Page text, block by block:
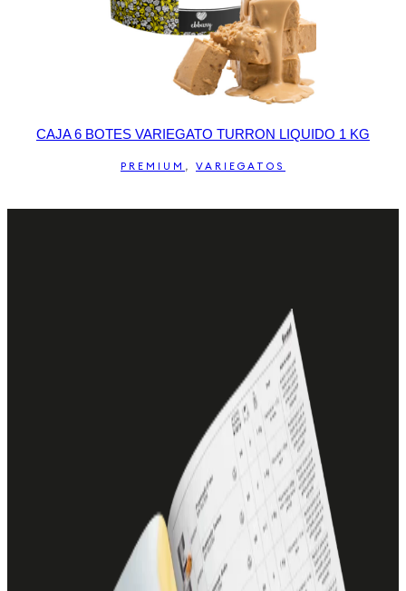
CAJA 6 BOTES VARIEGATO TURRON LIQUIDO 1 KG
PREMIUM , VARIEGATOS